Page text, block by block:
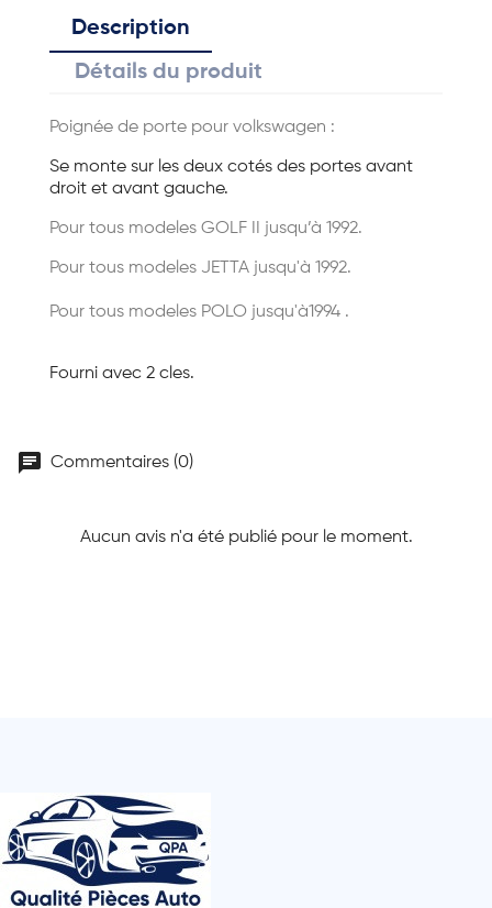
Description
Détails du produit
Poignée de porte pour volkswagen :
Se monte sur les deux cotés des portes avant
droit et avant gauche.
Pour tous modeles GOLF II jusqu’à 1992.
Pour tous modeles JETTA jusqu'à 1992.
Pour tous modeles POLO jusqu'à1994 .
Fourni avec 2 cles.
chat Commentaires (0)
Aucun avis n'a été publié pour le moment.